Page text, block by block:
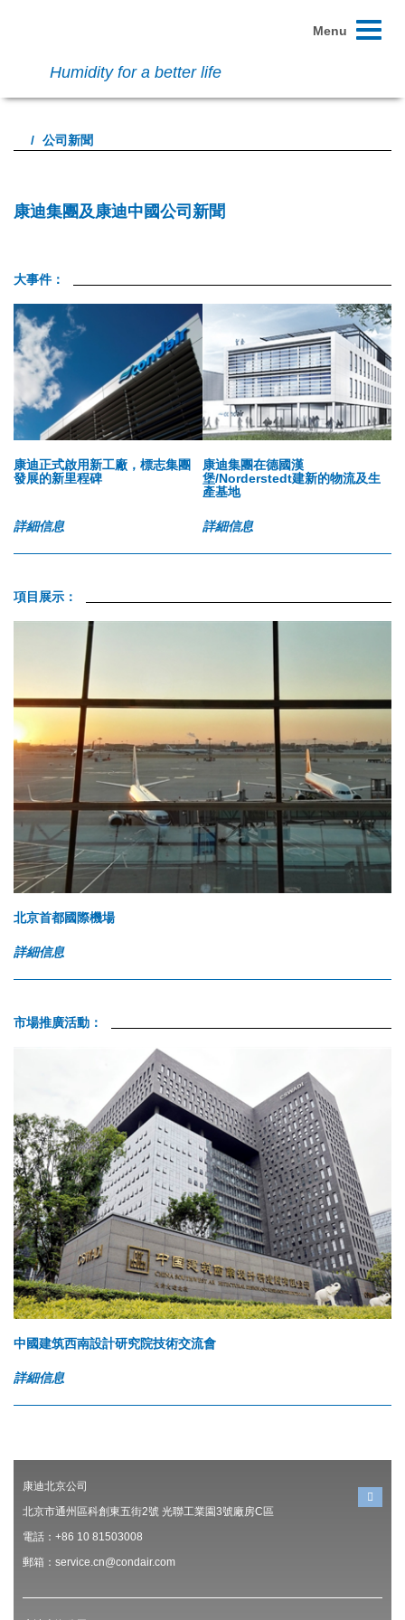
Humidity for a better life
Toggle
Menu
公司新聞
康迪集團及康迪中國公司新聞
大事件：
康迪正式啟用新工廠，標志集團
發展的新里程碑
詳細信息
康迪集團在德國漢
堡/Norderstedt建新的物流及生
產基地
詳細信息
項目展示：
北京首都國際機場
詳細信息
市場推廣活動：
中國建筑西南設計研究院技術交流會
詳細信息
康迪北京公司
北京市通州區科創東五街2號 光聯工業園3號廠房C區
電話：+86 10 81503008
郵箱：service.cn@condair.com